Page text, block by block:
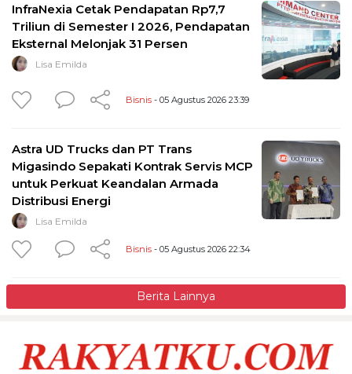
InfraNexia Cetak Pendapatan Rp7,7
Triliun di Semester I 2026, Pendapatan
Eksternal Melonjak 31 Persen
Lisa Emilda
Bisnis - 05 Agustus 2026 23:39
Astra UD Trucks dan PT Trans
Migasindo Sepakati Kontrak Servis MCP
untuk Perkuat Keandalan Armada
Distribusi Energi
Lisa Emilda
Bisnis - 05 Agustus 2026 22:34
Berita Lainnya